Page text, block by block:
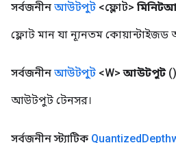
সর্বজনীন আউটপুট <ফ্লোট>
ফ্লোট মান যা ন্যূনতম
সর্বজনীন আউটপুট <W> আউটপুট ()
আউটপুট টেনসর।
সর্বজনীন স্ট্যাটিক Quantized